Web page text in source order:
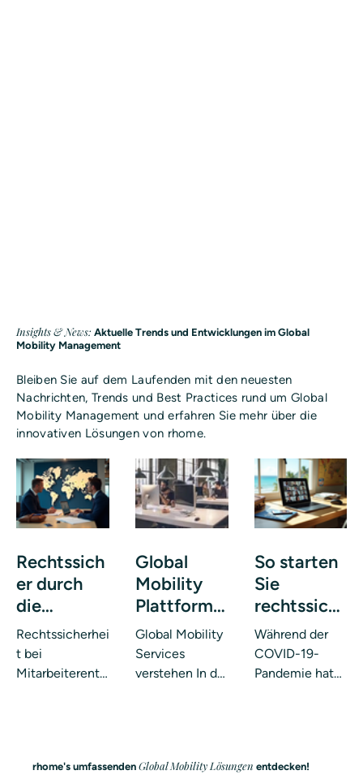
Insights & News: Aktuelle Trends und Entwicklungen im Global
Mobility Management
Bleiben Sie auf dem Laufenden mit den neuesten
Nachrichten, Trends und Best Practices rund um Global
Mobility Management und erfahren Sie mehr über die
innovativen Lösungen von rhome.
Rechtssich
er durch
die
Mitarbeiter
entsendun
g ins
Rechtssicherhei
t bei
Mitarbeiterents
eine
Global
Mobility
Plattform:
Revolutioni
erung der
Internation
Global Mobility
Services
verstehen In der
Mobilitätsdienst
So starten
Sie
rechtssich
er mit
mobilem
Arbeiten
komplette
Während der
COVID-19-
Pandemie hat
Immer mehr
rhome's umfassenden Global Mobility Lösungen entdecken!